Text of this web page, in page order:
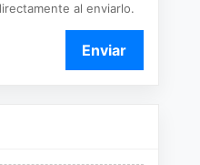
al enviarlo.
Enviar